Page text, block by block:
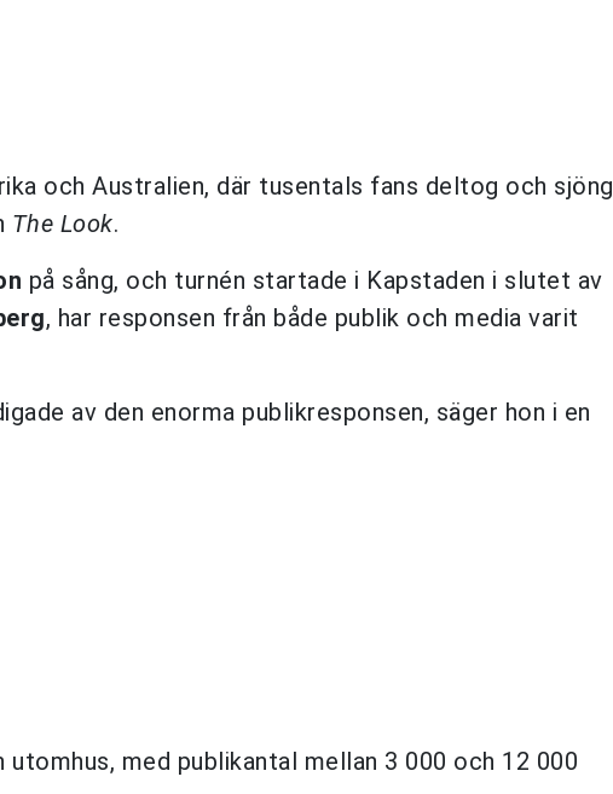
och Australien, där tusentals fans deltog och sjöng
The Look.
på sång, och turnén startade i Kapstaden i slutet av
, har responsen från både publik och media varit
av den enorma publikresponsen, säger hon i en
med publikantal mellan 3 000 och 12 000